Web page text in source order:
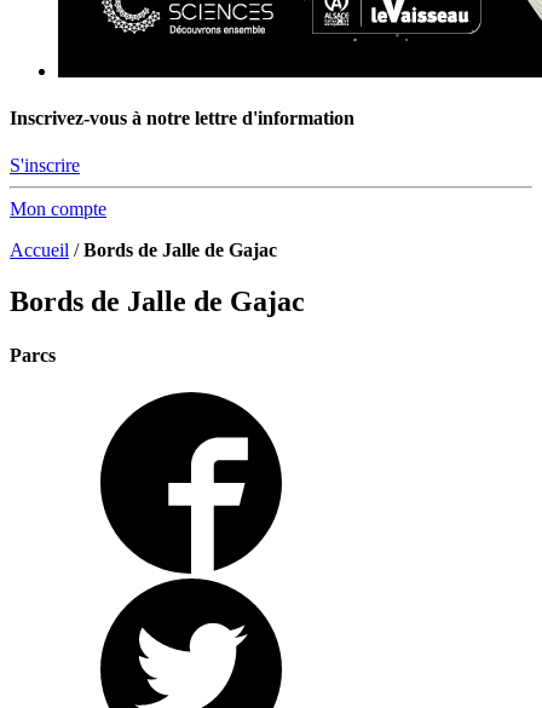
Inscrivez-vous à notre lettre d'information
S'inscrire
Mon compte
Accueil /Bords de Jalle de Gajac
Bords de Jalle de Gajac
Parcs